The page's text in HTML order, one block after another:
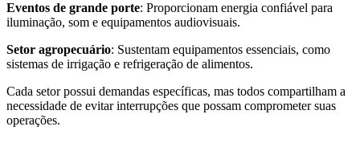
Eventos de grande porte: Proporcionam energia confiável para
iluminação, som e equipamentos audiovisuais.
Setor agropecuário: Sustentam equipamentos essenciais, como
sistemas de irrigação e refrigeração de alimentos.
Cada setor possui demandas específicas, mas todos compartilham a
necessidade de evitar interrupções que possam comprometer suas
operações.